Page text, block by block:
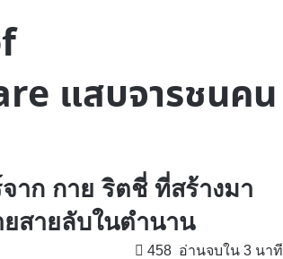
แสบจารชนคน
าก กาย ริตชี่ ที่สร้างมา
สายลับในตำนาน
458 อ่านจบใน 3 นาที